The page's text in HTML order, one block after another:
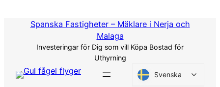
Spanska Fastigheter – Mäklare i Nerja och
Malaga
Investeringar för Dig som vill Köpa Bostad för
Uthyrning
Svenska